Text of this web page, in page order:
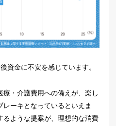
資金に不安を感じています。
・介護費用への備えが、楽し
ーキとなっているといえま
るような提案が、理想的な消費